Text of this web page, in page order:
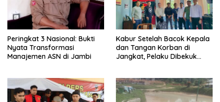
Peringkat 3 Nasional: Bukti
Nyata Transformasi
Manajemen ASN di Jambi
Kabur Setelah Bacok Kepala
dan Tangan Korban di
Jangkat, Pelaku Dibekuk